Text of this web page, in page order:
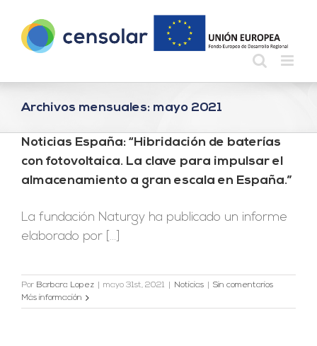
contenido
Archivos mensuales: mayo 2021
Noticias España: “Hibridación de baterías
con fotovoltaica. La clave para impulsar el
almacenamiento a gran escala en España.”
La fundación Naturgy ha publicado un informe
elaborado por [...]
Por Barbara Lopez mayo 31st, 2021 Noticias
Sin comentarios
Más información